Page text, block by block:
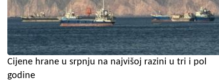
Cijene hrane u srpnju na najvišoj razini u tri i pol
godine